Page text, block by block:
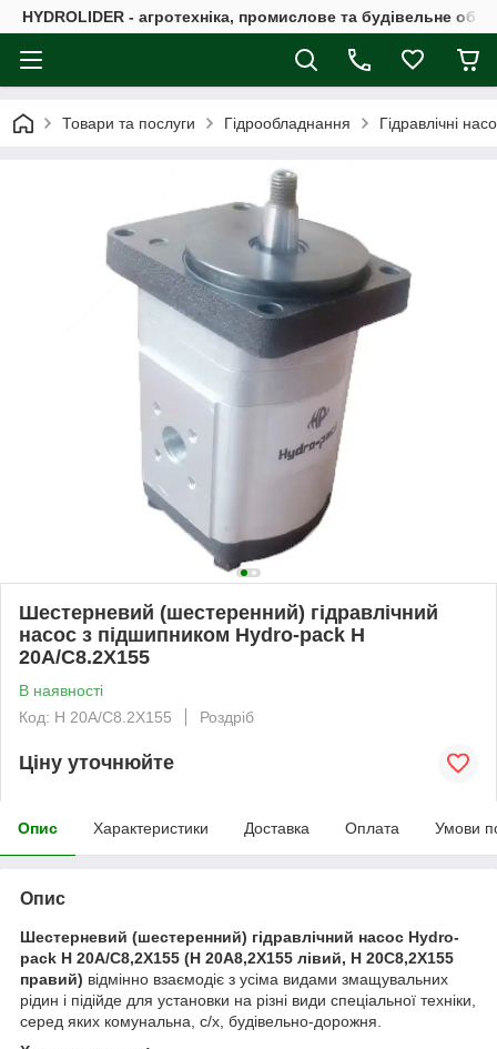
HYDROLIDER - агротехніка, промислове та будівельне
Товари та послуги Гідрообладнання Гідравлічні
Шестерневий (шестеренний) гідравлічний
насос з підшипником Hydro-pack H
20A/C8.2X155
В наявності
Код: H 20A/C8.2X155
Роздріб
Ціну уточнюйте
Опис Характеристики Доставка Оплата Умови
Опис
Шестерневий (шестеренний) гідравлічний насос Hydro-
pack H 20A/C8,2X155 (H 20A8,2X155 лівий, H 20C8,2X155
правий) відмінно взаємодіє з усіма видами змащувальних
рідин і підійде для установки на різні види спеціальної техніки,
серед яких комунальна, с/х, будівельно-дорожня.